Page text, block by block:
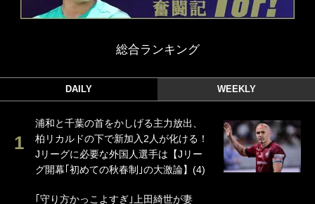
総合ランキング
DAILY WEEKLY
浦和と千葉の首をかしげる主力放出、
柏リカルドの下で新加入2人が化ける！
Jリーグに必要な外国人選手は【Jリー
グ開幕｢初めての秋春制｣の大激論】(4)
｢守り方かっこよすぎ｣上田綺世が妻